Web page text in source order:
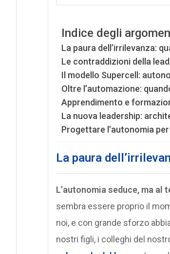
Indice degli
La paura dell’irrilevanza:
Le contraddizioni della
Il modello Supercell:
Oltre l’automazione:
Apprendimento e
La nuova leadership:
Progettare l’autonomia
La paura
L’autonomia seduce, ma al
sembra essere proprio il
noi, e con grande sforzo
nostri figli, i colleghi del